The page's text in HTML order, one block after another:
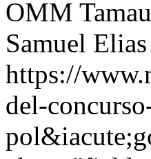
OMM
Samuel Elias
https://
del-